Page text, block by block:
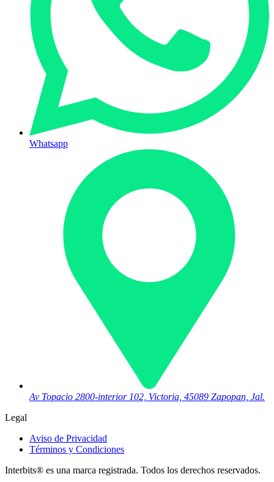
Whatsapp
Av Topacio 2800-interior 102, Victoria, 45089 Zapopan, Jal.
Legal
Aviso de Privacidad
Términos y Condiciones
Interbits® es una marca registrada. Todos los derechos reservados.